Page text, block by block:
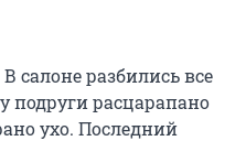
салоне разбились все
подруги расцарапано
ухо. Последний